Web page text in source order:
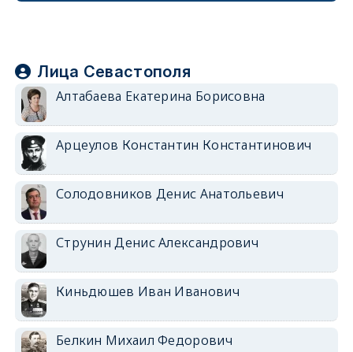
Лица Севастополя
Алтабаева Екатерина Борисовна
Арцеулов Константин Константинович
Солодовников Денис Анатольевич
Струнин Денис Александрович
Киньдюшев Иван Иванович
Белкин Михаил Федорович